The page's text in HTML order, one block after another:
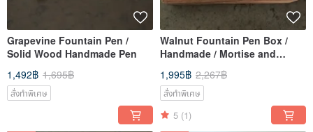
Grapevine Fountain Pen /
Solid Wood Handmade Pen
1,492฿ 1,695฿
สั่งทำพิเศษ
Walnut Fountain Pen Box /
Handmade / Mortise and
Tenon Joint
1,995฿ 2,267฿
สั่งทำพิเศษ
5 (1)